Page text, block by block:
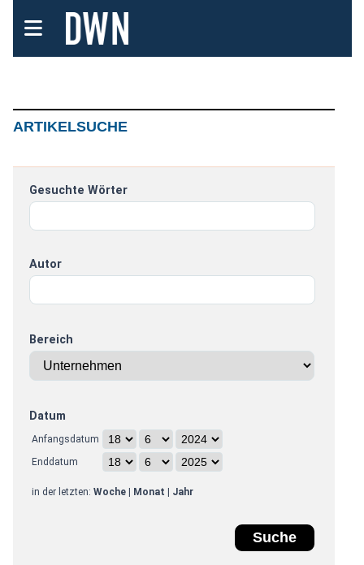
ARTIKELSUCHE
Gesuchte Wörter
Autor
Bereich
Datum
Anfangsdatum
Enddatum
in der letzten: Woche| Monat Jahr